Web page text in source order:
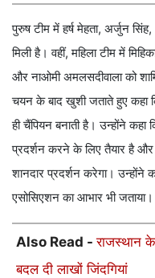
पुरुष टीम में हर्ष मेहता, अर्जुन
मिली है। वहीं, महिला टीम में
और नाओमी अमलसदीवाला को
चयन के बाद खुशी जताते हुए कहा
ही चैंपियन बनाती है। उन्होंने कहा
प्रदर्शन करने के लिए तैयार है और
शानदार प्रदर्शन करेगा। उन्होंने
एसोसिएशन का आभार भी जताया।
Also Read -राजस्थान
बदल दी लाखों जिंदगियां